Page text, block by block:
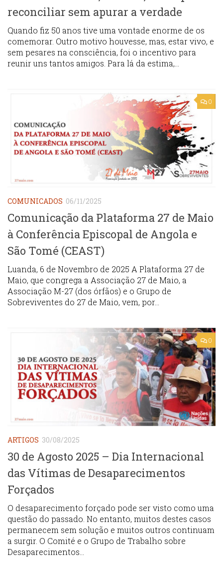
reconciliar sem apurar a verdade
Quando fiz 50 anos tive uma vontade enorme de os
comemorar. Outro motivo houvesse, mas, estar vivo, e
sem pesares na consciência, foi o incentivo para
reunir uns tantos amigos. Para lá da estima,...
0
COMUNICADOS 06/11/2025
Comunicação da Plataforma 27 de Maio
à Conferência Episcopal de Angola e
São Tomé (CEAST)
Luanda, 6 de Novembro de 2025 A Plataforma 27 de
Maio, que congrega a Associação 27 de Maio, a
Associação M-27 (dos órfãos) e o Grupo de
Sobreviventes do 27 de Maio, vem, por...
0
ARTIGOS 30/08/2025
30 de Agosto 2025 – Dia Internacional
das Vítimas de Desaparecimentos
Forçados
O desaparecimento forçado pode ser visto como uma
questão do passado. No entanto, muitos destes casos
permanecem sem solução e muitos outros continuam
a surgir. O Comité e o Grupo de Trabalho sobre
Desaparecimentos...